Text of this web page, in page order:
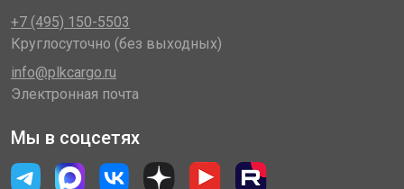
+7 (495) 150-5503
Круглосуточно (без выходных)
info@plkcargo.ru
Электронная почта
Мы в соцсетях